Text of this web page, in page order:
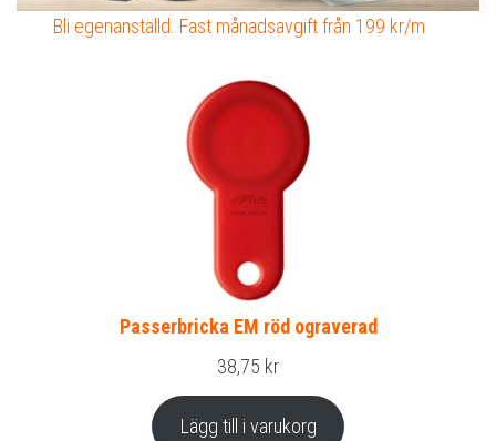
Bli egenanställd. Fast månadsavgift från 199 kr/m
Passerbricka EM röd ograverad
38,75 kr
Lägg till i varukorg